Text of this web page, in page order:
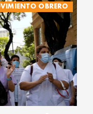
OBRERO